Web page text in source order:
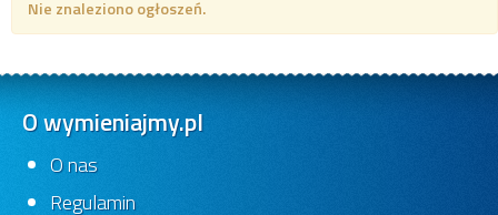
Nie znaleziono ogłoszeń.
O wymieniajmy.pl
O nas
Regulamin